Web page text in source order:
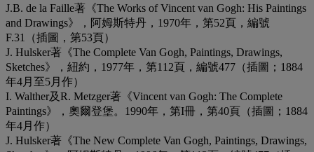
J.B. de la Faille著《The Works of Vincent van Gogh: His Paintings
and Drawings》，阿姆斯特丹，1970年，第52頁，編號
F.31（插圖，第53頁）
J. Hulsker著《The Complete Van Gogh, Paintings, Drawings,
Sketches》，紐約，1977年，第112頁，編號477（插圖；1884
年4月至5月作）
I. Walther及R. Metzger著《Vincent van Gogh: The Complete
Paintings》，奧爾登堡。1990年，第I冊，第40頁（插圖；1884
年4月作）
J. Hulsker著《The New Complete Van Gogh, Paintings, Drawings,